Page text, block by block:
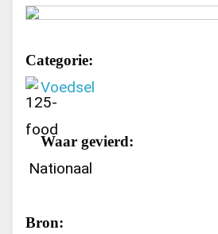
Categorie:
Voedsel
Waar gevierd:
Nationaal
Bron: